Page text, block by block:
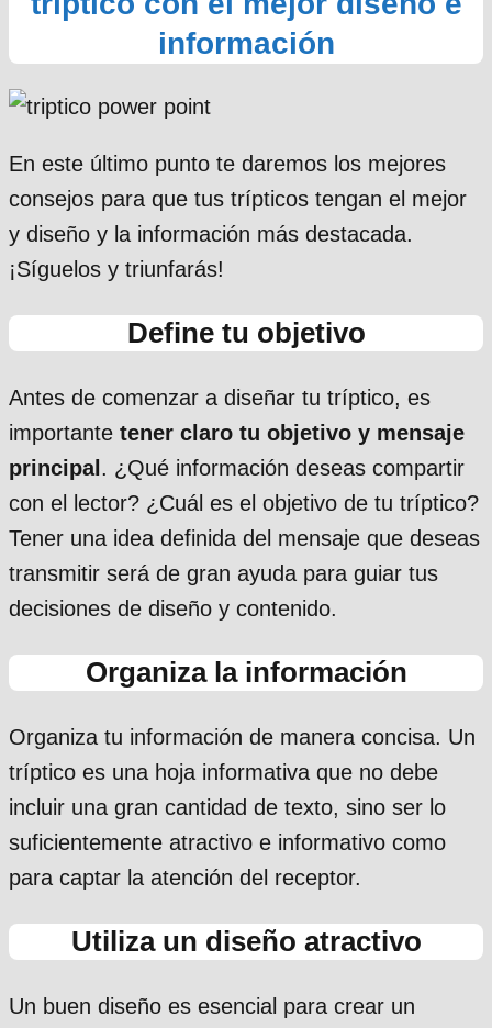
información
En este último punto te daremos los mejores
consejos para que tus trípticos tengan el mejor
y diseño y la información más destacada.
¡Síguelos y triunfarás!
Define tu objetivo
Antes de comenzar a diseñar tu tríptico, es
importante tener claro tu objetivo y mensaje
principal . ¿Qué información deseas compartir
con el lector? ¿Cuál es el objetivo de tu tríptico?
Tener una idea definida del mensaje que deseas
transmitir será de gran ayuda para guiar tus
decisiones de diseño y contenido.
Organiza la información
Organiza tu información de manera concisa. Un
tríptico es una hoja informativa que no debe
incluir una gran cantidad de texto, sino ser lo
suficientemente atractivo e informativo como
para captar la atención del receptor.
Utiliza un diseño atractivo
Un buen diseño es esencial para crear un